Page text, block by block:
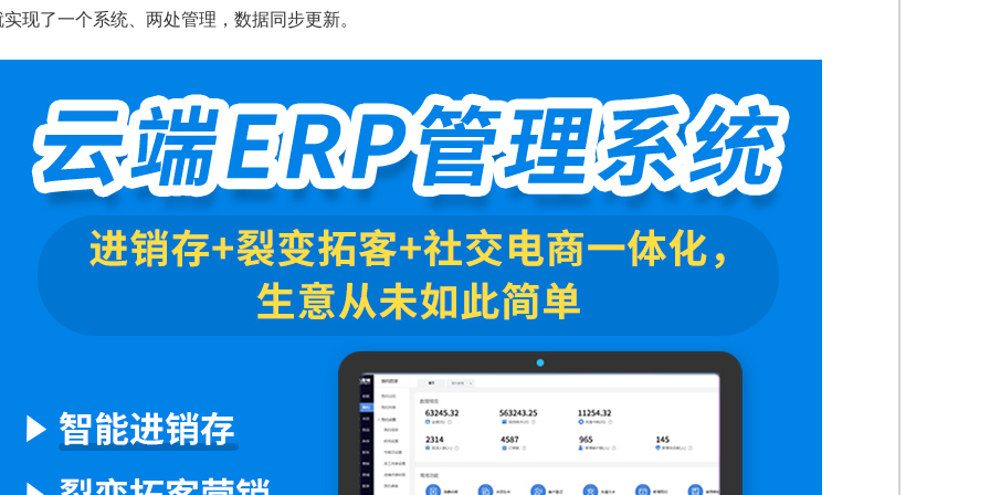
现了一个系统、两处管理，数据同步更新。